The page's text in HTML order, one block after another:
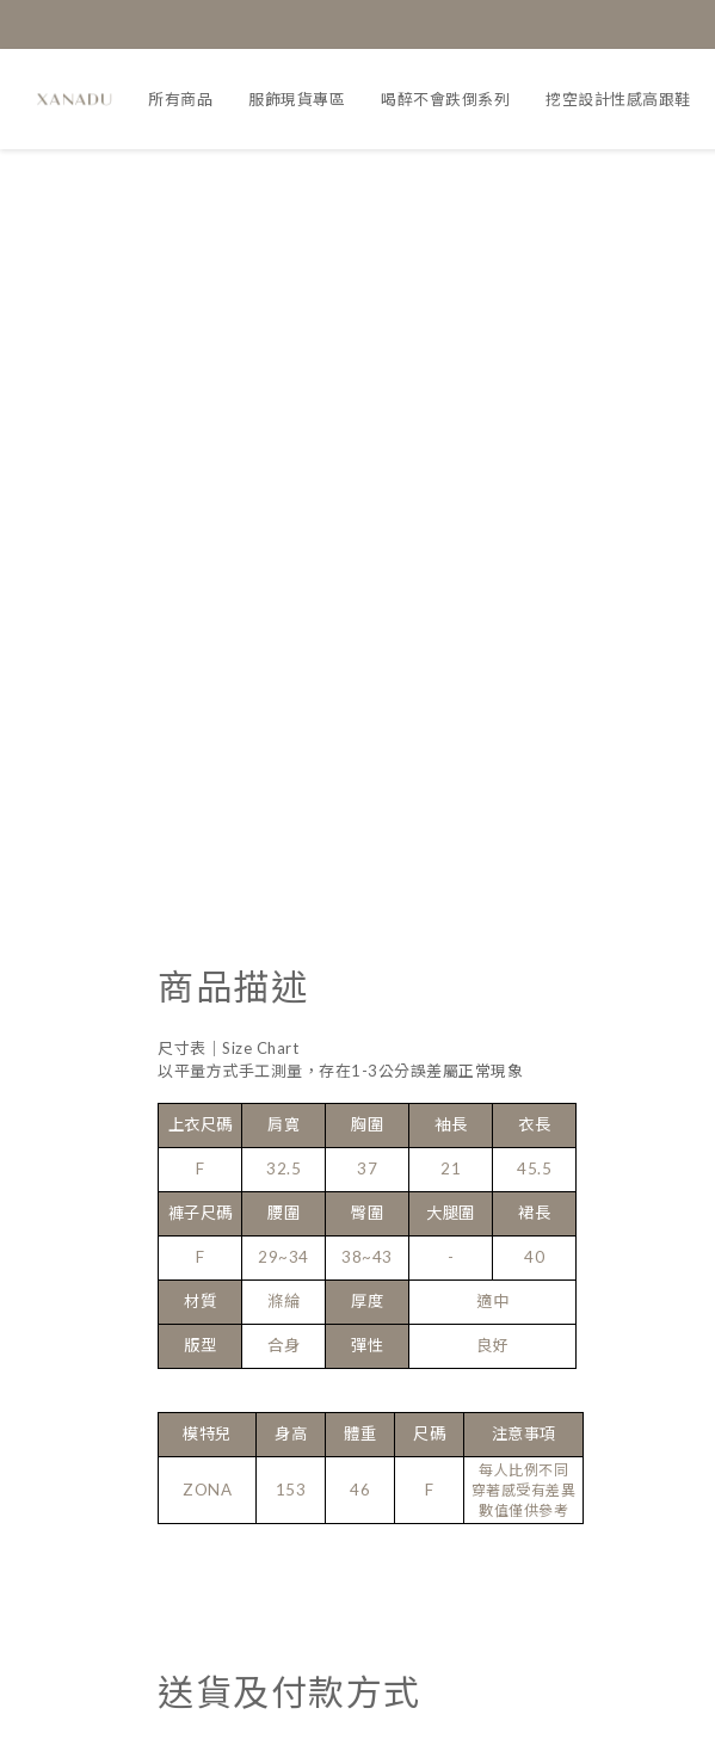
所有商品 服飾現貨專區 喝醉不會跌倒系列 挖空設計性感高跟鞋
商品描述
尺寸表｜Size Chart
以平量方式手工測量，存在1-3公分誤差屬正常現象
上衣尺碼 肩寬 胸圍 袖長 衣長
F 32.5 37 21 45.5
褲子尺碼 腰圍 臀圍 大腿圍 裙長
F 29~34 38~43 - 40
材質 滌綸 厚度 適中
版型 合身 彈性 良好
模特兒 身高 體重 尺碼 注意事項
ZONA 153 46 F
每人比例不同
穿著感受有差異
數值僅供參考
送貨及付款方式